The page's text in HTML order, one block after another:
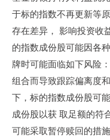
于标的指数不再更新等
存在差异， 影响投资
的指数成份股可能因各
牌时可能面临如下风
组合而导致跟踪偏离
下，标的指数成份股可
成份股以获 取足额的符
可能采取暂停赎回的措